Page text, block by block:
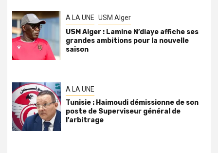
A LA UNE USM Alger
USM Alger : Lamine N’diaye affiche ses
grandes ambitions pour la nouvelle
saison
A LA UNE
Tunisie : Haimoudi démissionne de son
poste de Superviseur général de
l’arbitrage